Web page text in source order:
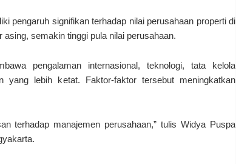
pengaruh signifikan terhadap nilai perusahaan properti di
semakin tinggi pula nilai perusahaan.
pengalaman internasional, teknologi, tata kelola
yang lebih ketat. Faktor-faktor tersebut meningkatkan
terhadap manajemen perusahaan,” tulis Widya Puspa
.